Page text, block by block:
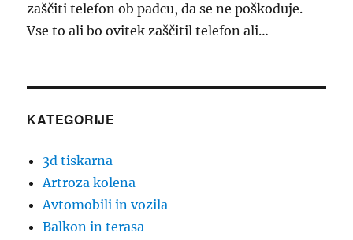
zaščiti telefon ob padcu, da se ne poškoduje.
Vse to ali bo ovitek zaščitil telefon ali…
KATEGORIJE
3d tiskarna
Artroza kolena
Avtomobili in vozila
Balkon in terasa